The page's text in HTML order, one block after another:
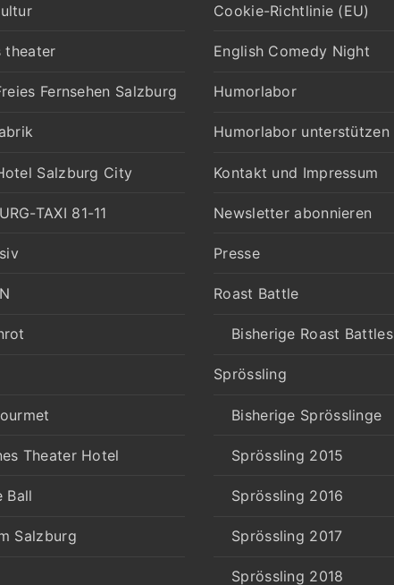
theater
Fernsehen Salzburg
Salzburg City
TAXI 81-11
Theater Hotel
Ball
Salzburg
Cookie-Richtlinie (EU)
English Comedy Night
Humorlabor
Humorlabor unterstützen
Kontakt und Impressum
Newsletter abonnieren
Presse
Roast Battle
Bisherige Roast Battles
Sprössling
Bisherige Sprösslinge
Sprössling 2015
Sprössling 2016
Sprössling 2017
Sprössling 2018